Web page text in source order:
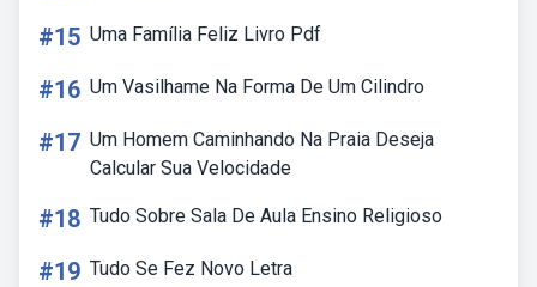
#15 Uma Família Feliz Livro Pdf
#16 Um Vasilhame Na Forma De Um Cilindro
#17 Um Homem Caminhando Na Praia Deseja
Calcular Sua Velocidade
#18 Tudo Sobre Sala De Aula Ensino Religioso
#19 Tudo Se Fez Novo Letra